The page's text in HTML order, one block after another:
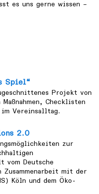
es uns gerne wissen –
Spiel“
Projekt von
Checklisten
Vereinsalltag.
2.0
zur
vom Deutsche
Zusammenarbeit mit der
Köln und dem Öko-